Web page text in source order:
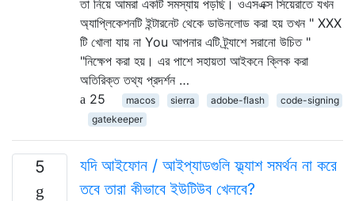
তা নিয়ে আমরা একটি সমস্যায় পড়ছি। ওএসএক্স সিয়েরাতে যখন
অ্যাপ্লিকেশনটি ইন্টারনেট থেকে ডাউনলোড করা হয় তখন " XXX
টি খোলা যায় না You আপনার এটি ট্র্যাশে সরানো উচিত "
"নিক্ষেপ করা হয়। এর পাশে সহায়তা আইকনে ক্লিক করা
অতিরিক্ত তথ্য প্রদর্শন …
25
macos sierra adobe-flash
code-signing
gatekeeper
5
যদি আইফোন / আইপ্যাডগুলি ফ্ল্যাশ সমর্থন না করে
তবে তারা কীভাবে ইউটিউব খেলবে?